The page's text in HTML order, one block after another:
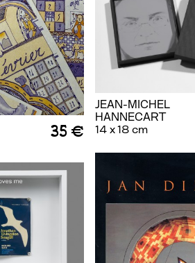
35 €
JEAN-MICHEL
HANNECART
14 x 18 cm